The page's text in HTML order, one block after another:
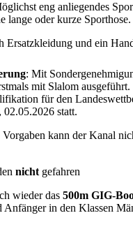
eng anliegendes
lange oder kurze Sporthose.
Ersatzkleidung und ein
: Mit
mit Slalom
für den
02.05.2026 statt.
kann der Kanal
nicht gefahren
wieder das 500m GIG-
Anfänger in den Klassen